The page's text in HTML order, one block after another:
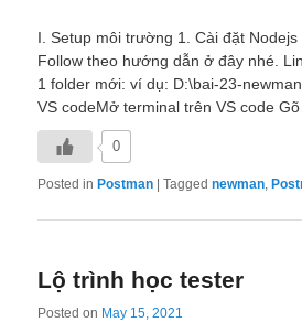
I. Setup môi trường 1. Cài đặt
Follow theo hướng dẫn ở đây nhé.
1 folder mới: ví dụ: D:\bai-23-
VS codeMở terminal trên VS code
0
Posted in Postman |Tagged newman,
Lộ trình học tester
Posted on May 15, 2021